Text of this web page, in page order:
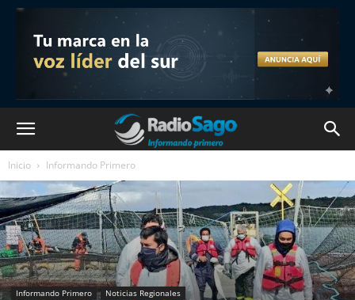
Inicio Informando Primero
Informando Primero Noticias Regionales